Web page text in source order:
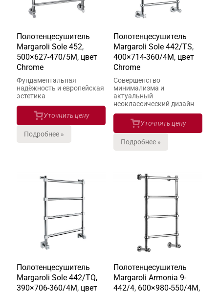
Полотенцесушитель
Margaroli Sole 452,
500×627-470/5M, цвет
Chrome
Фундаментальная
надёжность и европейская
эстетика
Уточнить цену
Подробнее »
Полотенцесушитель
Margaroli Sole 442/TS,
400×714-360/4M, цвет
Chrome
Совершенство
минимализма и
актуальный
неоклассический дизайн
Уточнить цену
Подробнее »
Полотенцесушитель
Margaroli Sole 442/TQ,
390×706-360/4M, цвет
Полотенцесушитель
Margaroli Armonia 9-
442/4, 600×980-550/4M,